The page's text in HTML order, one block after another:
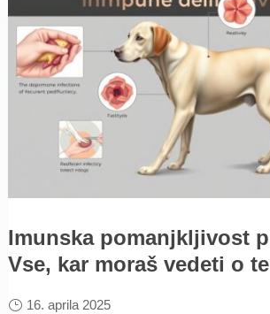
Imunska pomanjkljivost
Vse, kar moraš vedeti o
16. aprila 2025